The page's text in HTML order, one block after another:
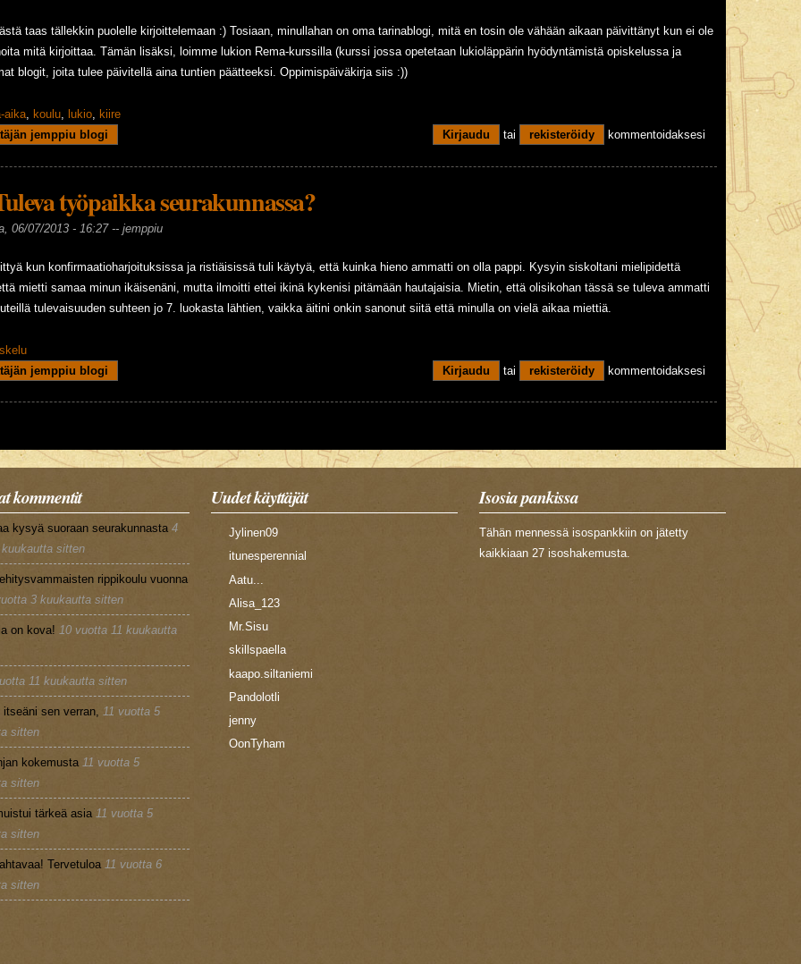
taas tällekkin puolelle kirjoittelemaan :) Tosiaan, minullahan on oma tarinablogi, mitä en tosin ole vähään aikaan päivittänyt kun ei ole
mitä kirjoittaa. Tämän lisäksi, loimme lukion Rema-kurssilla (kurssi jossa opetetaan lukioläppärin hyödyntämistä opiskelussa ja
blogit, joita tulee päivitellä aina tuntien päätteeksi. Oppimispäiväkirja siis :))
aika koulu lukio kiire
jemppiu blogi Kirjaudu tai rekisteröidy kommentoidaksesi
työpaikka seurakunnassa?
06/07/2013 - 16:27 -- jemppiu
kun konfirmaatioharjoituksissa ja ristiäisissä tuli käytyä, että kuinka hieno ammatti on olla pappi. Kysyin siskoltani mielipidettä
mietti samaa minun ikäisenäni, mutta ilmoitti ettei ikinä kykenisi pitämään hautajaisia. Mietin, että olisikohan tässä se tuleva ammatti
tulevaisuuden suhteen jo 7. luokasta lähtien, vaikka äitini onkin sanonut siitä että minulla on vielä aikaa miettiä.
työpaikka seurakunnassa?
jemppiu blogi Kirjaudu tai rekisteröidy kommentoidaksesi
kommentit
kysyä suoraan seurakunnasta 4
sitten
rippikoulu vuonna
3 kuukautta sitten
on kova! 10 vuotta 11 kuukautta
11 kuukautta sitten
sen verran, 11 vuotta 5
sitten
kokemusta 11 vuotta 5
sitten
tärkeä asia 11 vuotta 5
sitten
Tervetuloa 11 vuotta 6
sitten
Uudet käyttäjät
Jylinen09
itunesperennial
Aatu...
Alisa_123
Mr.Sisu
skillspaella
kaapo.siltaniemi
Pandolotli
jenny
OonTyham
Isosia pankissa
Tähän mennessä isospankkiin on jätetty
kaikkiaan 27 isoshakemusta.